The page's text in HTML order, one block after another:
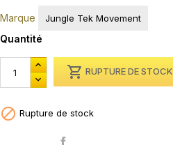
Marque Jungle Tek Movement
Quantité
 RUPTURE DE STOCK
 Rupture de stock